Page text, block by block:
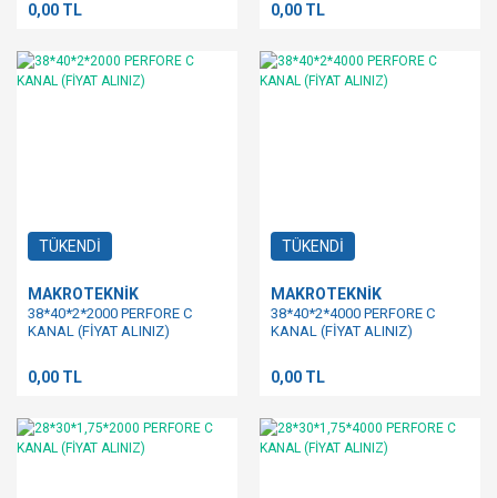
0,00 TL 0,00 TL
TÜKENDİ
MAKROTEKNİK
38*40*2*2000 PERFORE C
KANAL (FİYAT ALINIZ)
0,00 TL
TÜKENDİ
MAKROTEKNİK
38*40*2*4000 PERFORE C
KANAL (FİYAT ALINIZ)
0,00 TL